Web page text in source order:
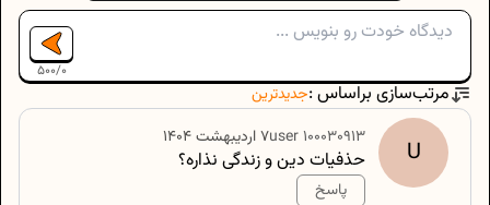
500/0
مرتب‌سازی براساس :جدیدترین
U
user100030913 ۷ اردیبهشت ۱۴۰۴
حذفیات دین و زندگی نذاره؟
پاسخ